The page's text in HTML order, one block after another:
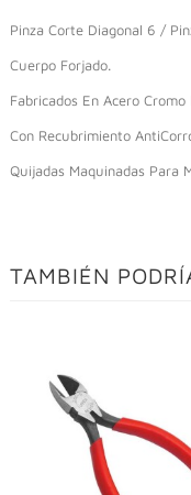
Pinza Corte Diagonal 6 /
Cuerpo Forjado.
Fabricados En Acero
Con Recubrimiento
Quijadas Maquinadas Para
TAMBIÉN